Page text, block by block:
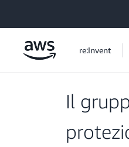
re:Invent
Il